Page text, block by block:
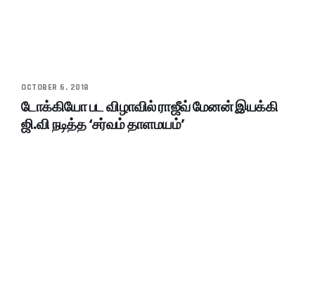
OCTOBER 6, 2018
டோக்கியோ பட விழாவில் ராஜீவ் மேனன் இயக்கி
ஜி.வி நடித்த ‘சர்வம் தாளமயம்’